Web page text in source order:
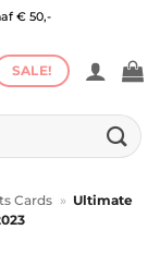
€ 50,-
SALE!
Cards » Ultimate